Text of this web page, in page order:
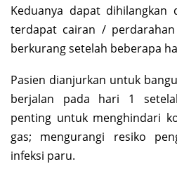
Keduanya dapat dihilangkan
terdapat cairan /
berkurang setelah beberapa
Pasien dianjurkan untuk
berjalan pada hari 1
penting untuk menghindari
gas; mengurangi resiko
infeksi paru.